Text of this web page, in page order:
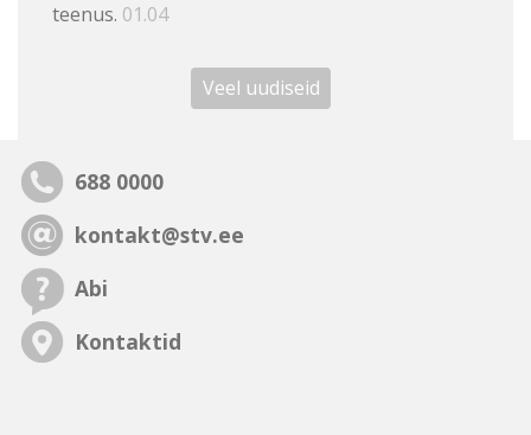
teenus. 01.04
Veel uudiseid
688 0000
kontakt@stv.ee
Abi
Kontaktid